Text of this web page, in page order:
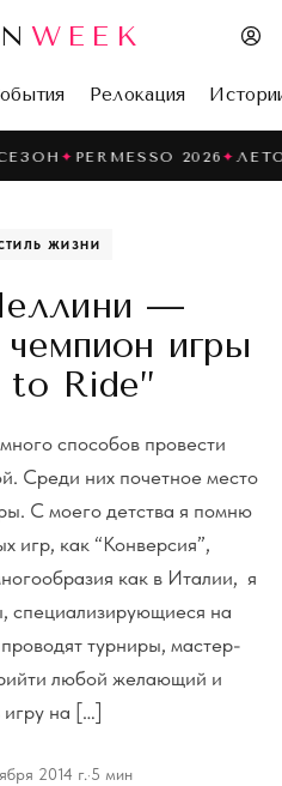
WEEK
Релокация
✦PERMESSO 2026 ✦ЛЕТО В
ЖИЗНИ
—
чемпион игры
Ride”
способов провести
Среди них почетное место
С моего детства я помню
игр, как “Конверсия”,
как в Италии, я
специализирующиеся на
турниры, мастер-
любой желающий и
игру на […]
2014 г.·5 мин